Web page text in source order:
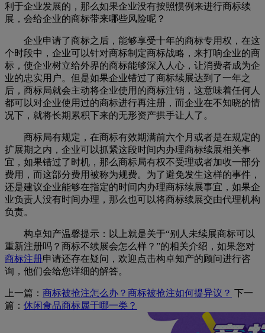
利于企业发展的，那么如果企业没有按照惯例来进行商标续
展，会给企业的商标带来哪些风险呢？
企业申请了商标之后，能够享受十年的商标专用权，在这
个时段中，企业可以针对商标制定商标战略，来打响企业的商
标，使企业树立给外界的商标能够深入人心，让消费者成为企
业的忠实用户。但是如果企业错过了商标续展达到了一年之
后，商标局就会主动将企业使用的商标注销，这意味着任何人
都可以对企业使用过的商标进行再注册，而企业在不知晓的情
况下，就将长期累积下来的无形资产拱手让人了。
商标局有规定，在商标有效期满前六个月或者是在规定的
扩展期之内，企业可以抓紧这段时间内办理商标续展相关事
宜，如果错过了时机，那么商标局有权不受理或者加收一部分
费用，而这部分费用被称为规费。为了避免发生这样的事件，
还是建议企业能够在指定的时间内办理商标续展事宜，如果企
业负责人没有时间办理，那么也可以将商标续展交由代理机构
负责。
构卓知产温馨提示：以上就是关于“别人未续展商标可以
重新注册吗？商标不续展会怎么样？”的相关介绍，如果您对
商标注册申请还存在疑问，欢迎点击构卓知产的顾问进行咨
询，他们会给您详细的解答。
上一篇： 商标被抢注怎么办？商标被抢注如何提异议？ 下一
篇： 休闲食品商标属于哪一类？